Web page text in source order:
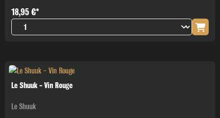
18,95 €*
Le Shuuk - Vin Rouge
Le Shuuk